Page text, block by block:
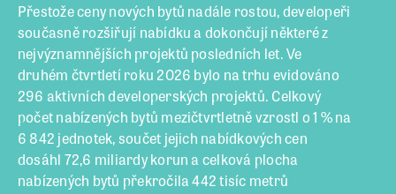
Přestože ceny nových bytů nadále rostou, developeři
současně rozšiřují nabídku a dokončují některé z
nejvýznamnějších projektů posledních let. Ve
druhém čtvrtletí roku 2026 bylo na trhu evidováno
296 aktivních developerských projektů. Celkový
počet nabízených bytů mezičtvrtletně vzrostl o 1 % na
6 842 jednotek, součet jejich nabídkových cen
dosáhl 72,6 miliardy korun a celková plocha
nabízených bytů překročila 442 tisíc metrů